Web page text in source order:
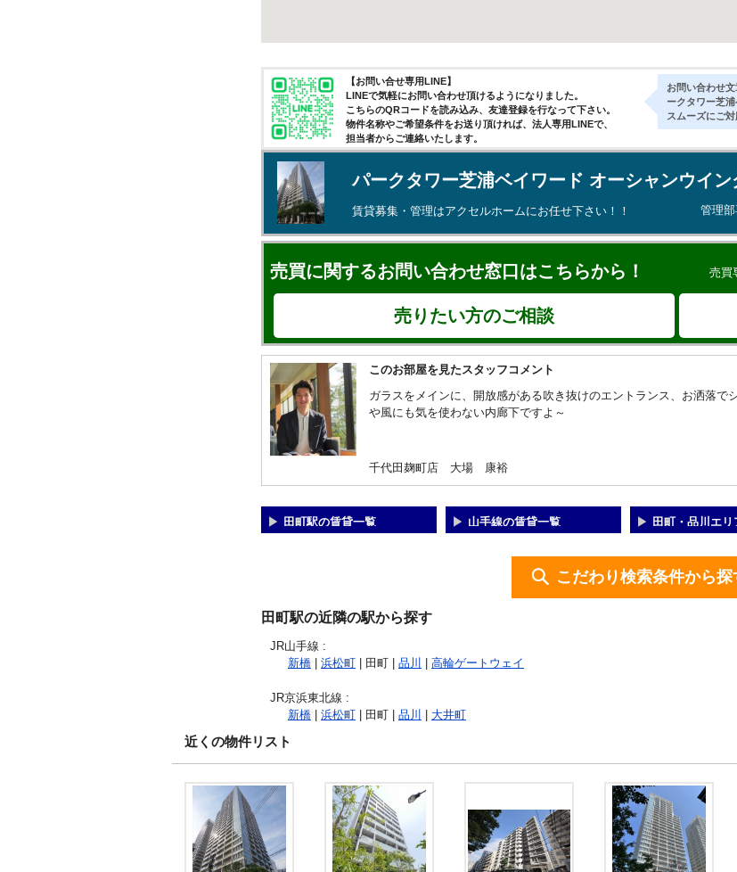
【お問い合せ専用LINE】
LINEで気軽にお問い合わせ頂けるようになりました。
こちらのQRコードを読み込み、友達登録を行なって下さい。
物件名称やご希望条件をお送り頂ければ、法人専用LINEで、
担当者からご連絡いたします。
お問い合わせ
ークタワー芝
スムーズにご対
パークタワー芝浦ベイワード オーシャンウイ
賃貸募集・管理はアクセルホームにお任せ下さい！！ 管理部
売買に関するお問い合わせ窓口はこちらから！ 売買
売りたい方のご相談
このお部屋を見たスタッフコメント
ガラスをメインに、開放感がある吹き抜けのエントランス、お洒落
や風にも気を使わない内廊下ですよ～
千代田麹町店 大場 康裕
田町駅の賃貸一覧 山手線の賃貸一覧 田町・品川エリ
こだわり検索条件から探
田町駅の近隣の駅から探す
JR山手線 :
新橋
浜松町 | 田町 | 品川 高輪ゲートウェイ
JR京浜東北線 :
新橋
浜松町 | 田町 | 品川 大井町
近くの物件リスト